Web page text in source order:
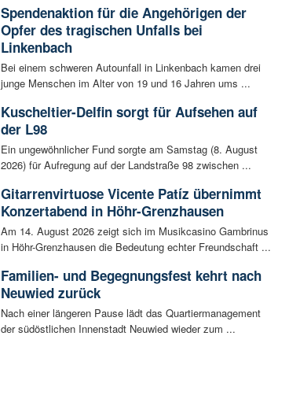
Spendenaktion für die Angehörigen der
Opfer des tragischen Unfalls bei
Linkenbach
Bei einem schweren Autounfall in Linkenbach kamen drei
junge Menschen im Alter von 19 und 16 Jahren ums ...
Kuscheltier-Delfin sorgt für Aufsehen auf
der L98
Ein ungewöhnlicher Fund sorgte am Samstag (8. August
2026) für Aufregung auf der Landstraße 98 zwischen ...
Gitarrenvirtuose Vicente Patíz übernimmt
Konzertabend in Höhr-Grenzhausen
Am 14. August 2026 zeigt sich im Musikcasino Gambrinus
in Höhr-Grenzhausen die Bedeutung echter Freundschaft ...
Familien- und Begegnungsfest kehrt nach
Neuwied zurück
Nach einer längeren Pause lädt das Quartiermanagement
der südöstlichen Innenstadt Neuwied wieder zum ...